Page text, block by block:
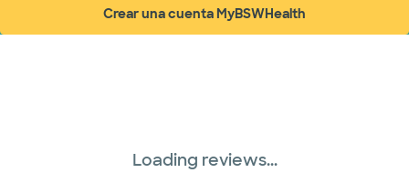
Crear una cuenta MyBSWHealth
(abre en ventana nueva)
Loading reviews...